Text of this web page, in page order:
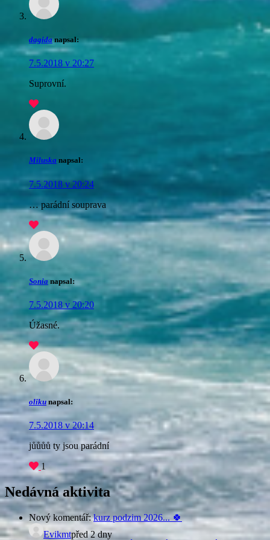
dagida napsal:
7.5.2018 v 20:27
Suprovní.
Miluska napsal:
7.5.2018 v 20:24
… parádní souprava
Sonia napsal:
7.5.2018 v 20:20
Úžasné.
oliku napsal:
7.5.2018 v 20:14
jůůůů ty jsou parádní
1
Nedávná aktivita
Nový komentář:kurz podzim 2026... 🍀
Evikmtpřed 2 dny